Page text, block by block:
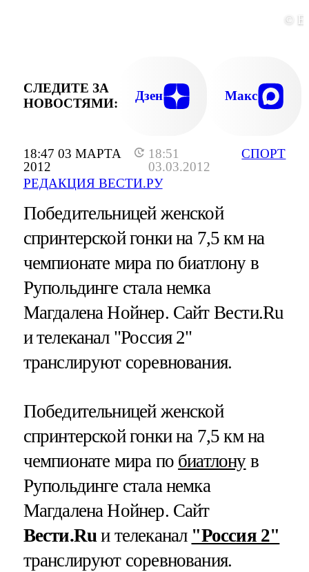
18:47 03 МАРТА
2012
18:51
03.03.2012
РЕДАКЦИЯ ВЕСТИ.РУ
СПОРТ
©
СЛЕДИТЕ ЗА
НОВОСТЯМИ:
Дзен Макс
Победительницей женской
спринтерской гонки на 7,5 км на
чемпионате мира по биатлону в
Рупольдинге стала немка
Магдалена Нойнер. Сайт Вести.Ru
и телеканал "Россия 2"
транслируют соревнования.
Победительницей женской
спринтерской гонки на 7,5 км на
чемпионате мира по биатлонув
Рупольдинге стала немка
Магдалена Нойнер. Сайт
Вести.Ruи телеканал "Россия 2"
транслируют соревнования.